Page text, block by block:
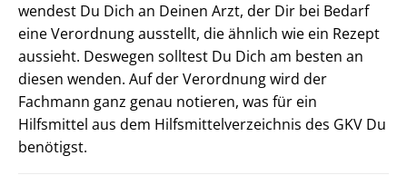
wendest Du Dich an Deinen Arzt, der Dir bei Bedarf
eine Verordnung ausstellt, die ähnlich wie ein Rezept
aussieht. Deswegen solltest Du Dich am besten an
diesen wenden. Auf der Verordnung wird der
Fachmann ganz genau notieren, was für ein
Hilfsmittel aus dem Hilfsmittelverzeichnis des GKV Du
benötigst.